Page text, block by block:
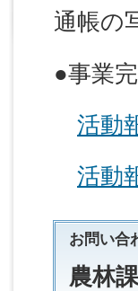
通帳の
●事業
活動
活動
お問い合
農林